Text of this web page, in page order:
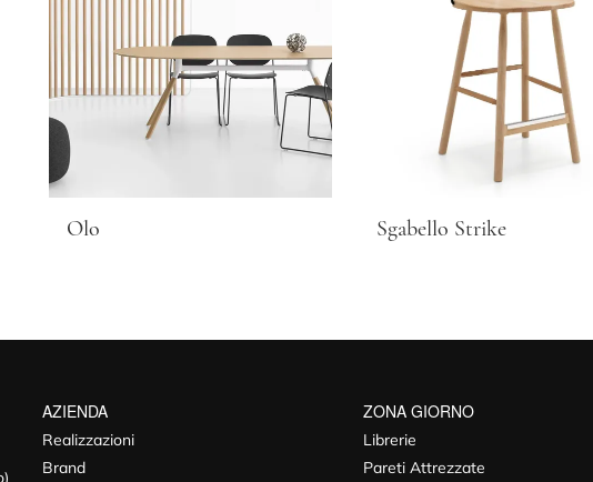
Olo Sgabello Strike
AZIENDA
Realizzazioni
Brand
ZONA GIORNO
Librerie
Pareti Attrezzate